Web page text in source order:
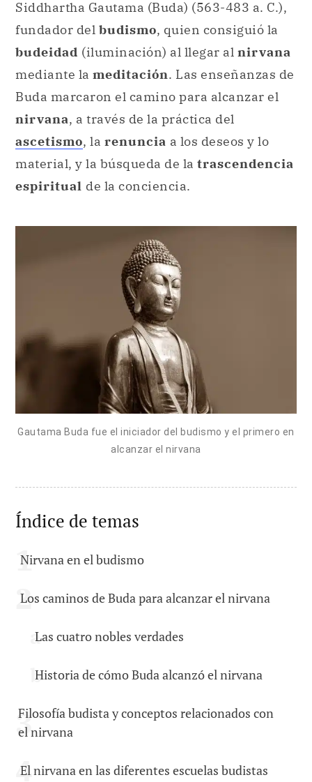
Siddhartha Gautama (Buda) (563-483 a. C.),
fundador del budismo, quien consiguió la
budeidad (iluminación) al llegar al nirvana
mediante la meditación. Las enseñanzas de
Buda marcaron el camino para alcanzar el
nirvana, a través de la práctica del
ascetismo, la renuncia a los deseos y lo
material, y la búsqueda de la trascendencia
espiritual de la conciencia.
Gautama Buda fue el iniciador del budismo y el primero en
alcanzar el nirvana
Índice de temas
Nirvana en el budismo
Los caminos de Buda para alcanzar el nirvana
Las cuatro nobles verdades
Historia de cómo Buda alcanzó el nirvana
Filosofía budista y conceptos relacionados con
el nirvana
El nirvana en las diferentes escuelas budistas